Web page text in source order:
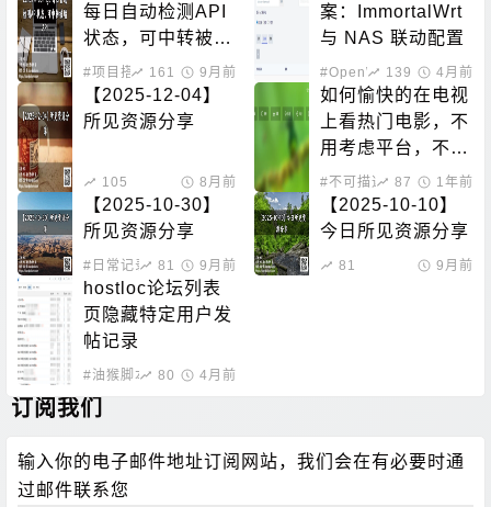
每日自动检测API
状态，可中转被墙
API
#项目搭建 161 9月前
案：ImmortalWrt
与 NAS 联动配置
#OpenWrt相关
139 4月前
【2025-12-04】
所见资源分享
105 8月前
如何愉快的在电视
上看热门电影，不
用考虑平台，不用
考虑付费，本文告
诉你
#不可描述 #电视播放
87 1年前
【2025-10-30】
所见资源分享
#日常记录 81 9月前
【2025-10-10】
今日所见资源分享
81 9月前
hostloc论坛列表
页隐藏特定用户发
帖记录
#油猴脚本 80 4月前
订阅我们
输入你的电子邮件地址订阅网站，我们会在有必要时通
过邮件联系您